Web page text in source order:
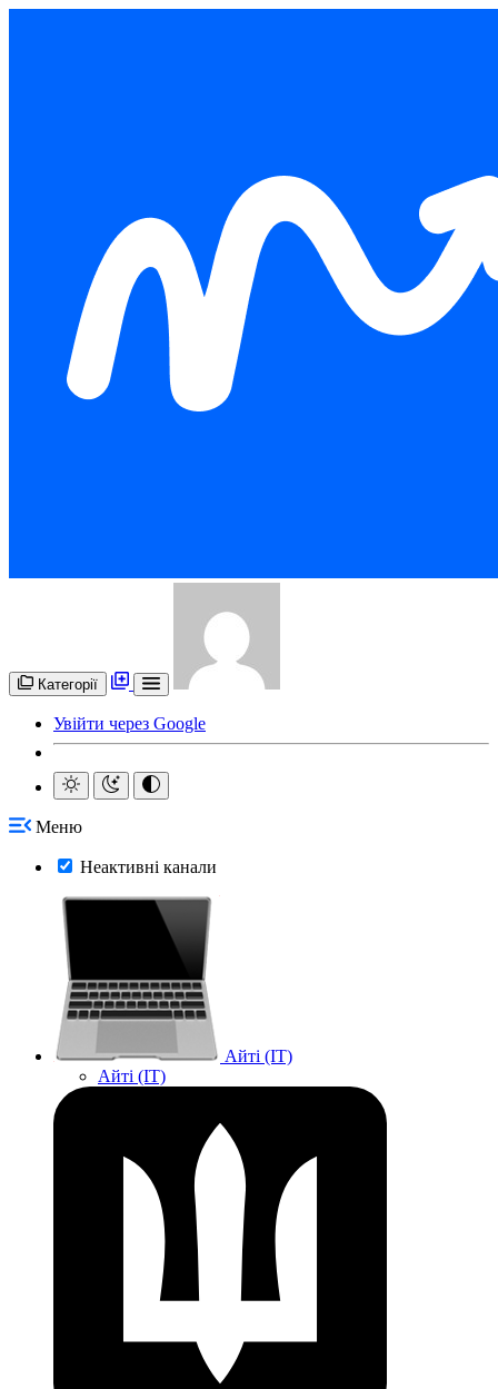
Категорії
Увійти через Google
Меню
Неактивні канали
Айті (IT)
Айті (IT)